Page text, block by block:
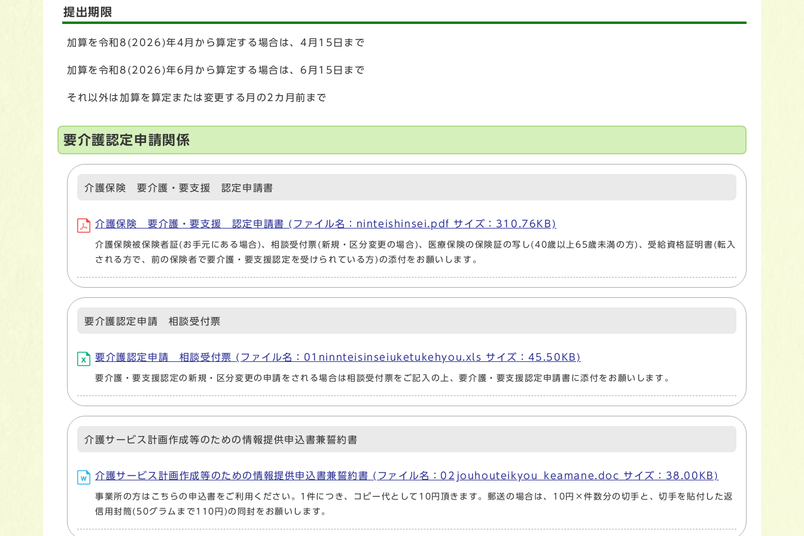
提出期限
加算を令和8(2026)年4月から算定する場合は、4月15日まで
加算を令和8(2026)年6月から算定する場合は、6月15日まで
それ以外は加算を算定または変更する月の2カ月前まで
要介護認定申請関係
介護保険 要介護・要支援 認定申請書
介護保険 要介護・要支援 認定申請書 (ファイル名：ninteishinsei.pdf サイズ：310.76KB)
介護保険被保険者証(お手元にある場合)、相談受付票(新規・区分変更の場合)、医療保険の保険証の写し(40歳以上65歳未満の方)、受給資格証明書(転入
される方で、前の保険者で要介護・要支援認定を受けられている方)の添付をお願いします。
要介護認定申請 相談受付票
要介護認定申請 相談受付票 (ファイル名：01ninnteisinseiuketukehyou.xls サイズ：45.50KB)
要介護・要支援認定の新規・区分変更の申請をされる場合は相談受付票をご記入の上、要介護・要支援認定申請書に添付をお願いします。
介護サービス計画作成等のための情報提供申込書兼誓約書
介護サービス計画作成等のための情報提供申込書兼誓約書 (ファイル名：02jouhouteikyou_keamane.doc サイズ：38.00KB)
事業所の方はこちらの申込書をご利用ください。1件につき、コピー代として10円頂きます。郵送の場合は、10円×件数分の切手と、切手を貼付した返
信用封筒(50グラムまで110円)の同封をお願いします。